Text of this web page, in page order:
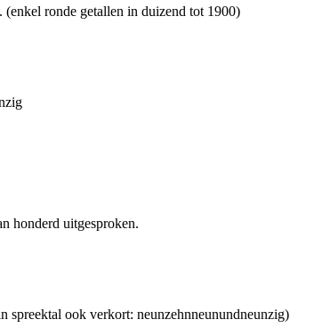
ronde getallen in duizend tot 1900)
honderd uitgesproken.
spreektal ook verkort: neunzehnneunundneunzig)